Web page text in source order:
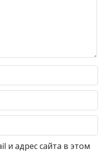
и адрес сайта в этом